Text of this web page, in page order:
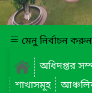
মেনু নির্বাচন করুন
অধিদপ্তর
শাখাসমূহ